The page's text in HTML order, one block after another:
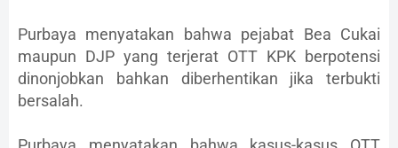
Purbaya menyatakan bahwa pejabat Bea Cukai
maupun DJP yang terjerat OTT KPK berpotensi
dinonjobkan bahkan diberhentikan jika terbukti
bersalah.